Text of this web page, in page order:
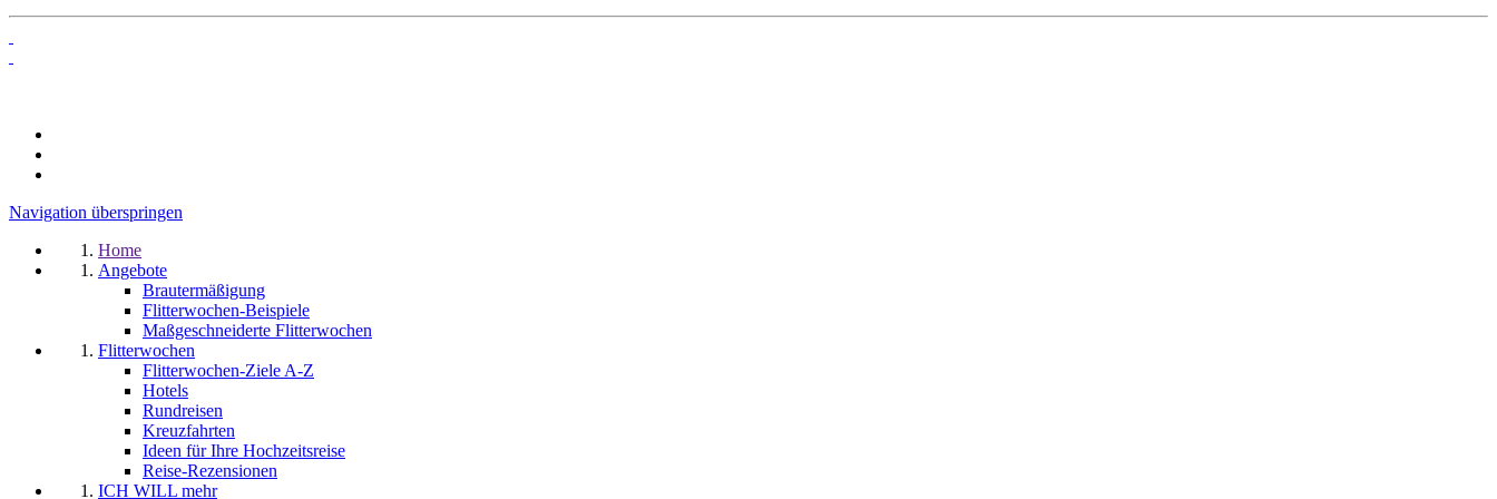
Navigation überspringen
Home
Angebote
Brautermäßigung
Flitterwochen-Beispiele
Maßgeschneiderte Flitterwochen
Flitterwochen
Flitterwochen-Ziele A-Z
Hotels
Rundreisen
Kreuzfahrten
Ideen für Ihre Hochzeitsreise
Reise-Rezensionen
ICH WILL mehr